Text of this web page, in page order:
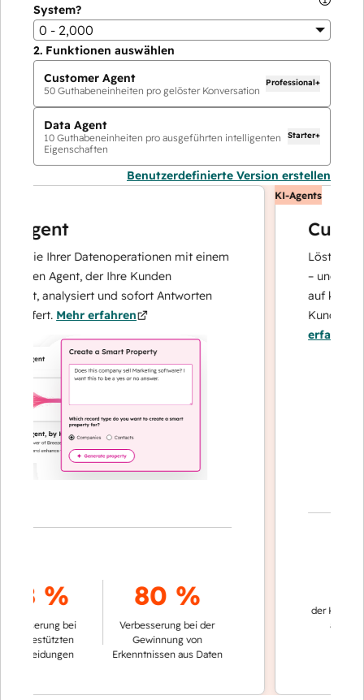
System?
0 - 2,000
2. Funktionen auswählen
Customer Agent
50 Guthabeneinheiten pro gelöster Konversation
Professional+
Data Agent
10 Guthabeneinheiten pro ausgeführten intelligenten
Eigenschaften
Starter+
Benutzerdefinierte Version erstellen
Ihrer Datenoperationen mit einem
Agent, der Ihre Kunden
analysiert und sofort Antworten
Mehr erfahren
%
bei
80 %
Verbesserung bei der
Gewinnung von
Erkenntnissen aus Daten
KI-Agents
Löst
– und
auf
erfahren
der